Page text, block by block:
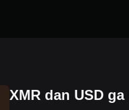
XMR dan USD